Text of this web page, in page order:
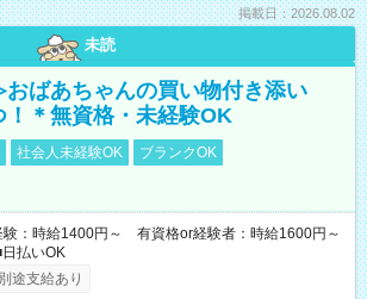
掲載日：2026.08.02
未読
ばあちゃんの買い物付き添い
！＊無資格・未経験OK
社会人未経験OK
ブランクOK
験：時給1400円～ 有資格or経験者：時給1600円～
払いOK
途支給あり